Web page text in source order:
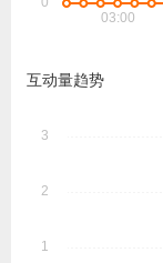
互动量趋势